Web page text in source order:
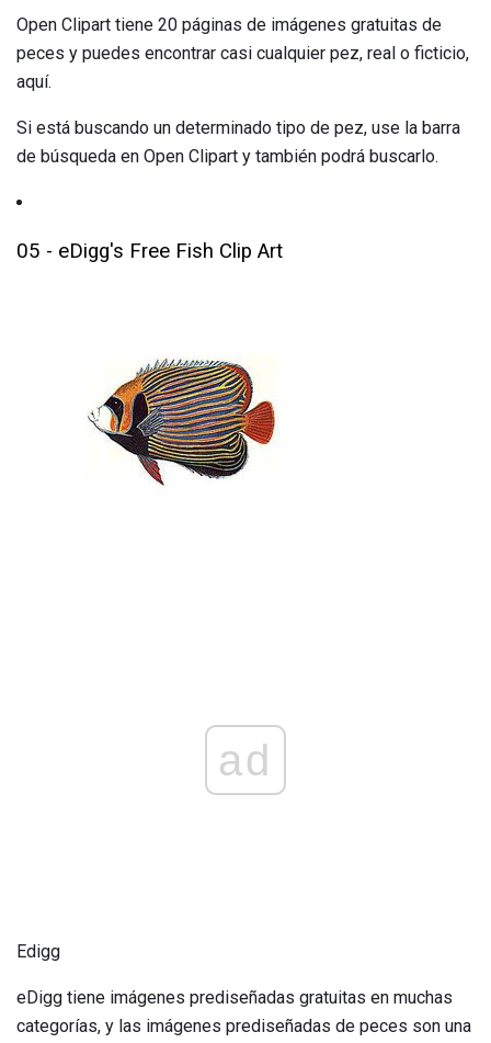
Open Clipart tiene 20 páginas de imágenes gratuitas de
peces y puedes encontrar casi cualquier pez, real o ficticio,
aquí.
Si está buscando un determinado tipo de pez, use la barra
de búsqueda en Open Clipart y también podrá buscarlo.
05 - eDigg's Free Fish Clip Art
ad
Edigg
eDigg tiene imágenes prediseñadas gratuitas en muchas
categorías, y las imágenes prediseñadas de peces son una